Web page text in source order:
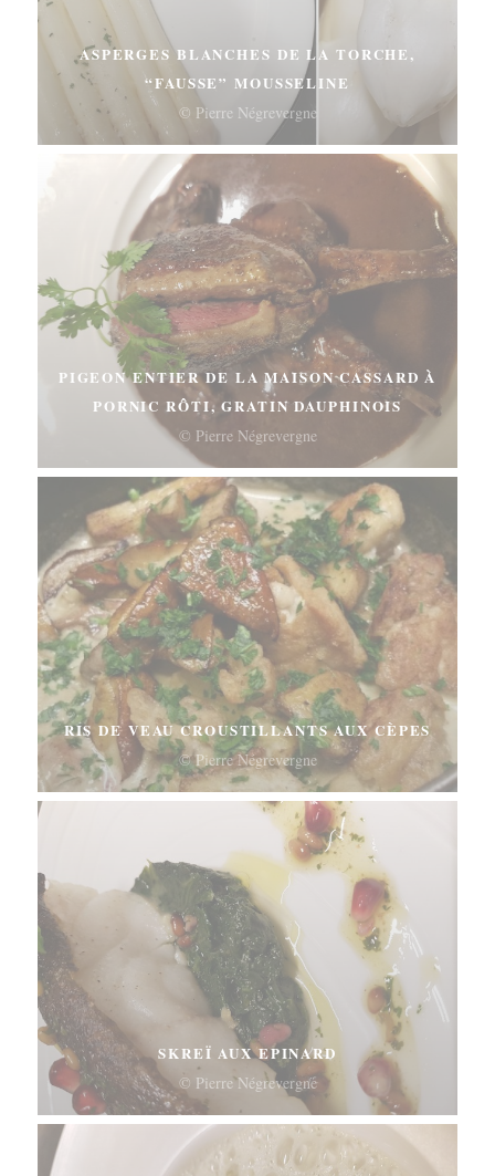
ASPERGES BLANCHES DE LA TORCHE,
“FAUSSE” MOUSSELINE
© Pierre Négrevergne
PIGEON ENTIER DE LA MAISON CASSARD À
PORNIC RÔTI, GRATIN DAUPHINOIS
© Pierre Négrevergne
RIS DE VEAU CROUSTILLANTS AUX CÈPES
© Pierre Négrevergne
SKREÏ AUX EPINARD
© Pierre Négrevergne